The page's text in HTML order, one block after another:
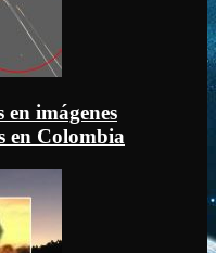
imágenes
en Colombia